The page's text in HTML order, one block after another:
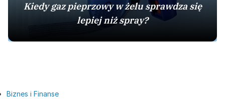
Kiedy gaz pieprzowy w żelu sprawdza się
lepiej niż spray?
Biznes i Finanse